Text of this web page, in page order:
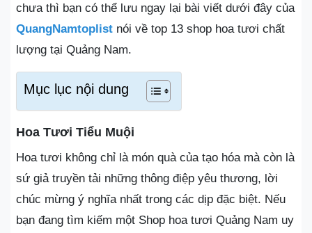
chưa thì bạn có thể lưu ngay lại bài viết dưới đây của
QuangNamtoplist nói về top 13 shop hoa tươi chất
lượng tại Quảng Nam.
Mục lục nội dung
Hoa Tươi Tiểu Muội
Hoa tươi không chỉ là món quà của tạo hóa mà còn là
sứ giả truyền tải những thông điệp yêu thương, lời
chúc mừng ý nghĩa nhất trong các dịp đặc biệt. Nếu
bạn đang tìm kiếm một Shop hoa tươi Quảng Nam uy